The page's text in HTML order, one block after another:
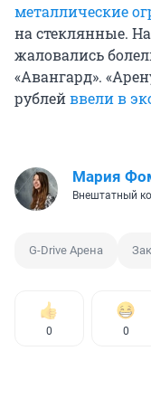
металлические
на стеклянные.
жаловались
«Авангард».
рублейввели в
Мария
Внештатный
G-Drive Арена
0 0